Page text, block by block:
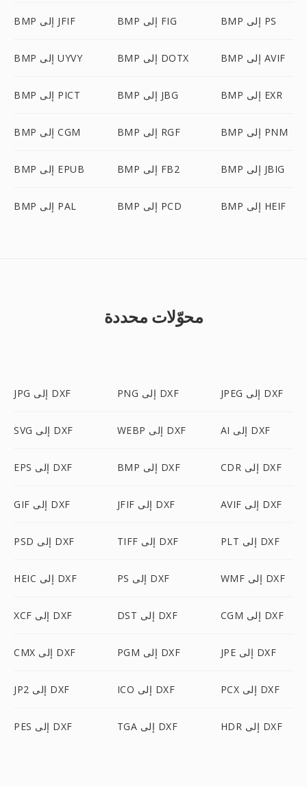
BMP إلى JFIF BMP إلى FIG BMP إلى PS
BMP إلى UYVY BMP إلى DOTX BMP إلى AVIF
BMP إلى PICT BMP إلى JBG BMP إلى EXR
BMP إلى CGM BMP إلى RGF BMP إلى PNM
BMP إلى EPUB BMP إلى FB2 BMP إلى JBIG
BMP إلى PAL BMP إلى PCD BMP إلى HEIF
محوّلات محددة
JPG إلى DXF PNG إلى DXF JPEG إلى DXF
SVG إلى DXF WEBP إلى DXF AI إلى DXF
EPS إلى DXF BMP إلى DXF CDR إلى DXF
GIF إلى DXF JFIF إلى DXF AVIF إلى DXF
PSD إلى DXF TIFF إلى DXF PLT إلى DXF
HEIC إلى DXF PS إلى DXF WMF إلى DXF
XCF إلى DXF DST إلى DXF CGM إلى DXF
CMX إلى DXF PGM إلى DXF JPE إلى DXF
JP2 إلى DXF ICO إلى DXF PCX إلى DXF
PES إلى DXF TGA إلى DXF HDR إلى DXF